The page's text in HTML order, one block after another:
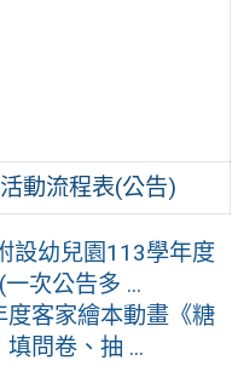
動流程表(公告)
設幼兒園113學年度
次公告多 ...
度客家繪本動畫《糖
問卷、抽 ...